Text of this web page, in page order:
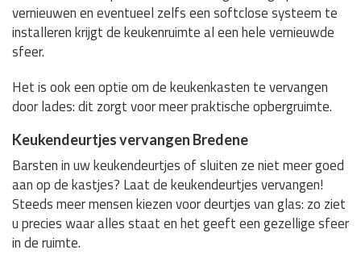
vernieuwen en eventueel zelfs een softclose systeem te
installeren krijgt de keukenruimte al een hele vernieuwde
sfeer.
Het is ook een optie om de keukenkasten te vervangen
door lades: dit zorgt voor meer praktische opbergruimte.
Keukendeurtjes vervangen Bredene
Barsten in uw keukendeurtjes of sluiten ze niet meer goed
aan op de kastjes? Laat de keukendeurtjes vervangen!
Steeds meer mensen kiezen voor deurtjes van glas: zo ziet
u precies waar alles staat en het geeft een gezellige sfeer
in de ruimte.